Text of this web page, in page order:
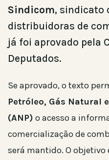
Sindicom, sindicato
distribuidoras de
já foi aprovado pela
Deputados.
Se aprovado, o texto
Petróleo, Gás Natural
(ANP) o acesso a
comercialização de
será mantido. O